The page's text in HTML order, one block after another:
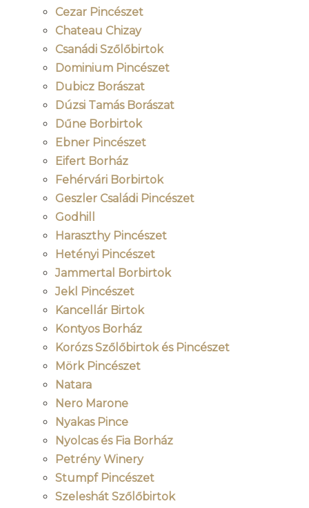
Cezar Pincészet
Chateau Chizay
Csanádi Szőlőbirtok
Dominium Pincészet
Dubicz Borászat
Dúzsi Tamás Borászat
Dűne Borbirtok
Ebner Pincészet
Eifert Borház
Fehérvári Borbirtok
Geszler Családi Pincészet
Godhill
Haraszthy Pincészet
Hetényi Pincészet
Jammertal Borbirtok
Jekl Pincészet
Kancellár Birtok
Kontyos Borház
Korózs Szőlőbirtok és Pincészet
Mörk Pincészet
Natara
Nero Marone
Nyakas Pince
Nyolcas és Fia Borház
Petrény Winery
Stumpf Pincészet
Szeleshát Szőlőbirtok